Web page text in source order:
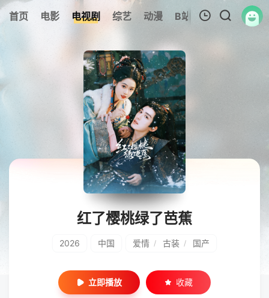
首页 电影 电视剧 综艺 动漫 B站 317美剧 追
暂无观看影片的记录
红了樱桃绿了芭蕉
2026 中国 爱情 / 古装 / 国产
立即播放 收藏